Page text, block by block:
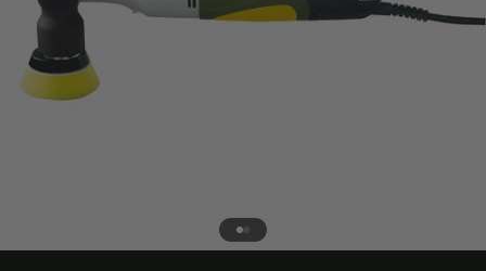
Aller à l'élément 1
Aller à l'élément 2